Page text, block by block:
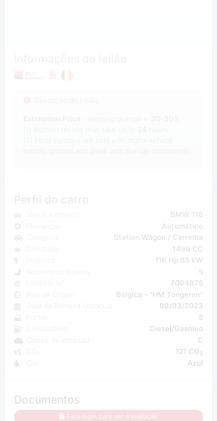
BMW 116
Automático
Station Wagon / Carrinha
1496 CC
116 Hp 85 kW
5
7064875
Bélgica - "HM Tongeren"
08/03/2023
5
Diesel/Gasóleo
C
121 CO2
Azul
Documentos
Faça login para ver a avaliação